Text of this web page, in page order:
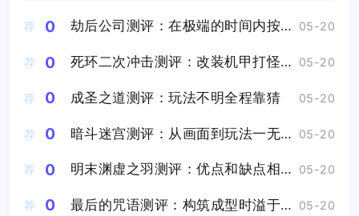
荐
0 劫后公司测评：在极端的时间内按照预先设定的唯一解去玩 05-20
荐 0 死环二次冲击测评：改装机甲打怪兽爽感拉满 05-20
荐 0 成圣之道测评：玩法不明全程靠猜 05-20
荐 0 暗斗迷宫测评：从画面到玩法一无是处 05-20
荐 0 明末渊虚之羽测评：优点和缺点相比瑕不掩瑜 05-20
荐 0 最后的咒语测评：构筑成型时溢于言表的成就感将直击心灵 05-20